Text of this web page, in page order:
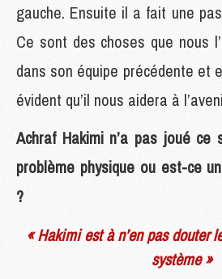
gauche. Ensuite il a fait une
Ce sont des choses que nous
dans son équipe précédente et
évident qu’il nous aidera à
Achraf Hakimi n’a pas joué
problème physique ou est-ce
?
« Hakimi est à n’en pas douter
système »